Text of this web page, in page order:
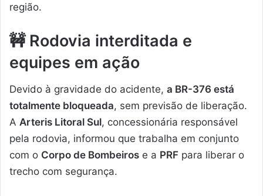
região.
🚧 Rodovia interditada e
equipes em ação
Devido à gravidade do acidente, a BR-376 está
totalmente bloqueada, sem previsão de liberação.
A Arteris Litoral Sul, concessionária responsável
pela rodovia, informou que trabalha em conjunto
com o Corpo de Bombeiros e a PRF para liberar o
trecho com segurança.